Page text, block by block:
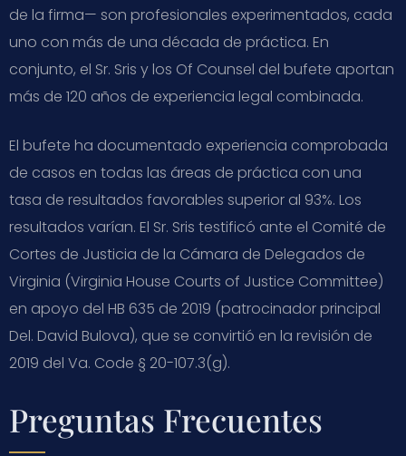
de la firma— son profesionales experimentados, cada
uno con más de una década de práctica. En
conjunto, el Sr. Sris y los Of Counsel del bufete aportan
más de 120 años de experiencia legal combinada.
El bufete ha documentado experiencia comprobada
de casos en todas las áreas de práctica con una
tasa de resultados favorables superior al 93%. Los
resultados varían. El Sr. Sris testificó ante el Comité de
Cortes de Justicia de la Cámara de Delegados de
Virginia (Virginia House Courts of Justice Committee)
en apoyo del HB 635 de 2019 (patrocinador principal
Del. David Bulova), que se convirtió en la revisión de
2019 del Va. Code § 20-107.3(g).
Preguntas Frecuentes